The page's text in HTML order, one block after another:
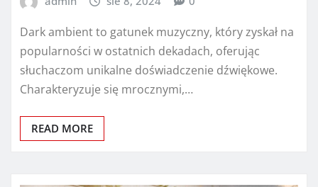
Dark ambient to gatunek muzyczny, który zyskał na
popularności w ostatnich dekadach, oferując
słuchaczom unikalne doświadczenie dźwiękowe.
Charakteryzuje się mrocznymi,…
READ MORE